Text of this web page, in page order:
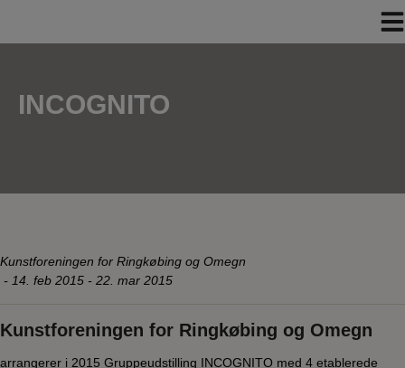
indholdet
INCOGNITO
Kunstforeningen for Ringkøbing og Omegn
- 14. feb 2015 - 22. mar 2015
Kunstforeningen for Ringkøbing og Omegn
arrangerer i 2015 Gruppeudstilling INCOGNITO med 4 etablerede